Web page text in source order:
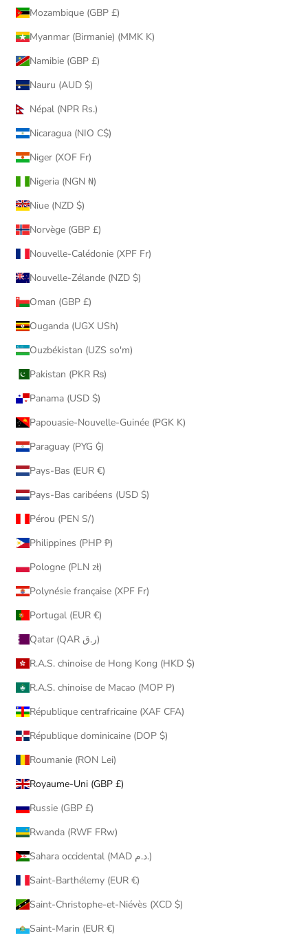
Mozambique (GBP £)
Myanmar (Birmanie) (MMK K)
Namibie (GBP £)
Nauru (AUD $)
Népal (NPR Rs.)
Nicaragua (NIO C$)
Niger (XOF Fr)
Nigeria (NGN ₦)
Niue (NZD $)
Norvège (GBP £)
Nouvelle-Calédonie (XPF Fr)
Nouvelle-Zélande (NZD $)
Oman (GBP £)
Ouganda (UGX USh)
Ouzbékistan (UZS so'm)
Pakistan (PKR ₨)
Panama (USD $)
Papouasie-Nouvelle-Guinée (PGK K)
Paraguay (PYG ₲)
Pays-Bas (EUR €)
Pays-Bas caribéens (USD $)
Pérou (PEN S/)
Philippines (PHP ₱)
Pologne (PLN zł)
Polynésie française (XPF Fr)
Portugal (EUR €)
Qatar (QAR ر.ق)
R.A.S. chinoise de Hong Kong (HKD $)
R.A.S. chinoise de Macao (MOP P)
République centrafricaine (XAF CFA)
République dominicaine (DOP $)
Roumanie (RON Lei)
Royaume-Uni (GBP £)
Russie (GBP £)
Rwanda (RWF FRw)
Sahara occidental (MAD د.م.)
Saint-Barthélemy (EUR €)
Saint-Christophe-et-Niévès (XCD $)
Saint-Marin (EUR €)